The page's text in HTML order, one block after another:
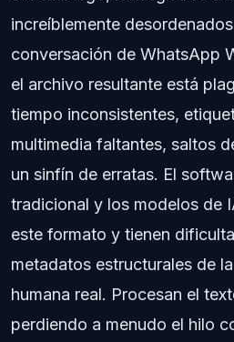
increíblemente
conversación de WhatsApp
el archivo resultante está
tiempo inconsistentes,
multimedia faltantes, saltos
un sinfín de erratas. El
tradicional y los modelos de
este formato y tienen
metadatos estructurales de
humana real. Procesan el
perdiendo a menudo el hilo